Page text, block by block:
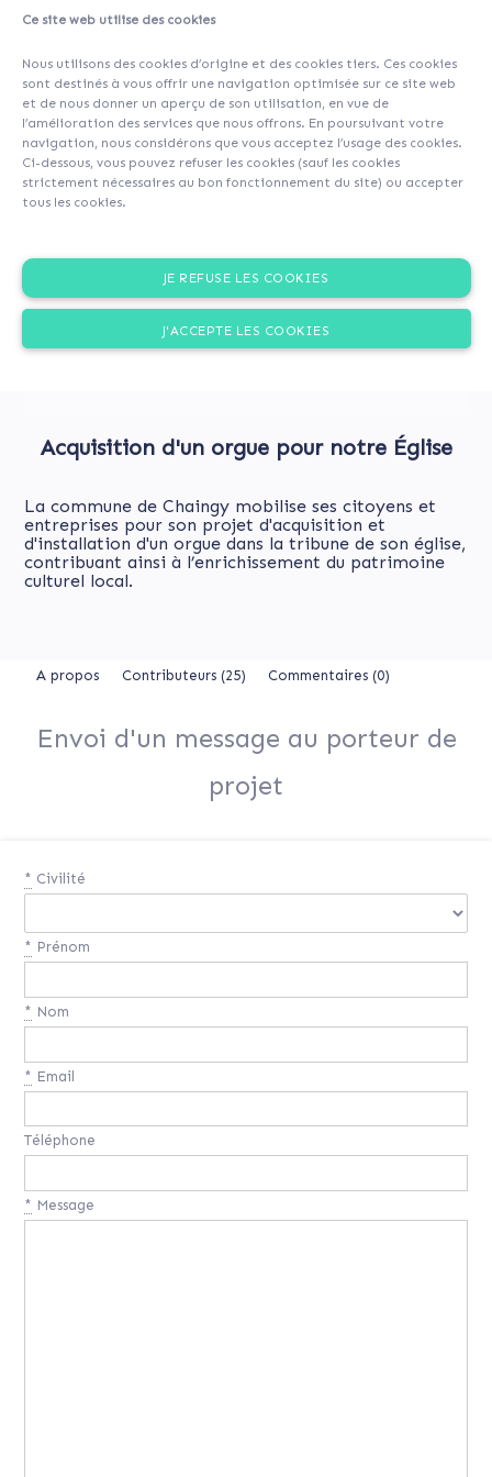
Ce site web utilise des cookies
Nous utilisons des cookies d’origine et des cookies tiers. Ces cookies
sont destinés à vous offrir une navigation optimisée sur ce site web
et de nous donner un aperçu de son utilisation, en vue de
l’amélioration des services que nous offrons. En poursuivant votre
navigation, nous considérons que vous acceptez l’usage des cookies.
Ci-dessous, vous pouvez refuser les cookies (sauf les cookies
strictement nécessaires au bon fonctionnement du site) ou accepter
tous les cookies.
JE REFUSE LES COOKIES
J'ACCEPTE LES COOKIES
Acquisition d'un orgue pour notre Église
La commune de Chaingy mobilise ses citoyens et
entreprises pour son projet d'acquisition et
d'installation d'un orgue dans la tribune de son église,
contribuant ainsi à l’enrichissement du patrimoine
culturel local.
A propos Contributeurs (25) Commentaires (0)
Envoi d'un message au porteur de
projet
* Civilité
* Prénom
* Nom
* Email
Téléphone
* Message